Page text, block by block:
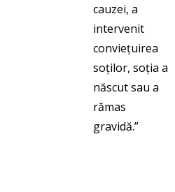
cauzei, a
intervenit
conviețuirea
soților, soția a
născut sau a
rămas
gravidă.”